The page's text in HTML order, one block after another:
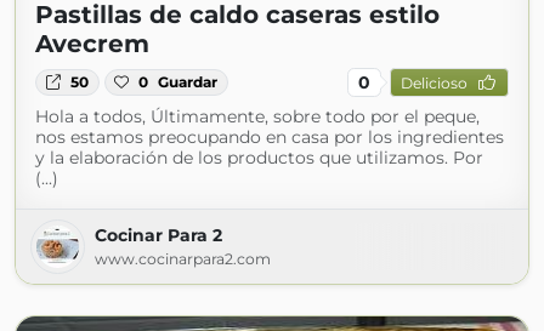
Pastillas de caldo caseras estilo
Avecrem
50 0 Guardar 0 Delicioso
Hola a todos, Últimamente, sobre todo por el peque,
nos estamos preocupando en casa por los ingredientes
y la elaboración de los productos que utilizamos. Por
(...)
Cocinar Para 2
www.cocinarpara2.com